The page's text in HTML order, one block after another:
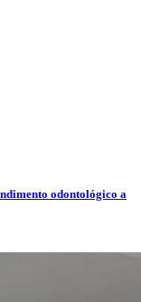
odontológico a